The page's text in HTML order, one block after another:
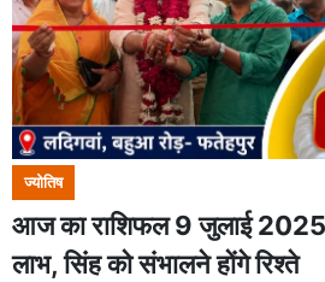
ज्योतिष
आज का राशिफल 9 जुलाई
लाभ, सिंह को संभालने होंगे रिश्ते